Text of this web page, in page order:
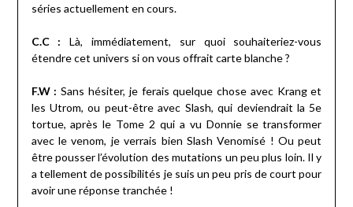
séries actuellement en cours.
C.C :Là, immédiatement, sur quoi souhaiteriez-vous
étendre cet univers si on vous offrait carte blanche ?
F.W :Sans hésiter, je ferais quelque chose avec Krang et
les Utrom, ou peut-être avec Slash, qui deviendrait la 5e
tortue, après le Tome 2 qui a vu Donnie se transformer
avec le venom, je verrais bien Slash Venomisé ! Ou peut
être pousser l’évolution des mutations un peu plus loin. Il y
a tellement de possibilités je suis un peu pris de court pour
avoir une réponse tranchée !